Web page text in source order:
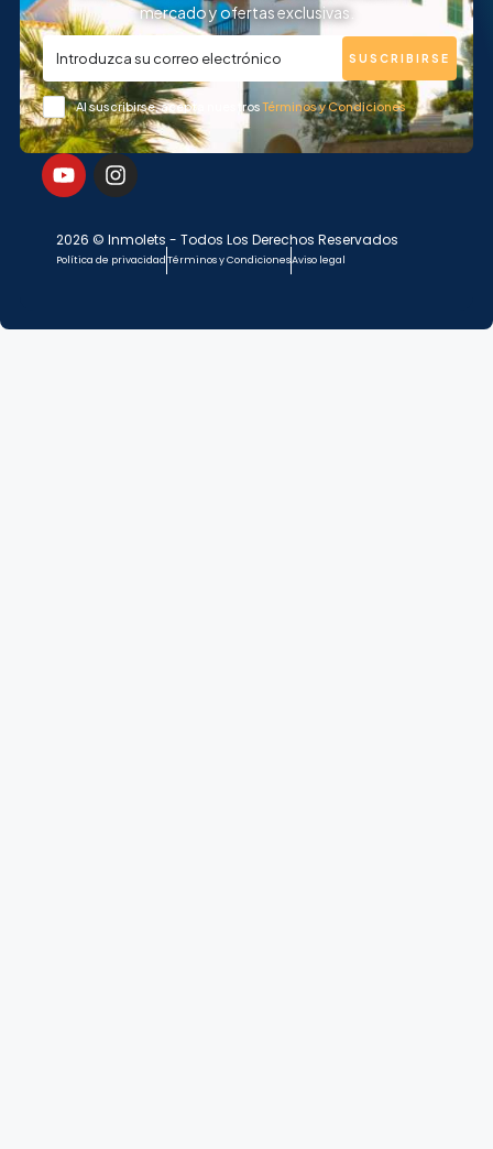
mercado y ofertas exclusivas.
Al suscribirse, acepta nuestrosTérminos y Condiciones
SUSCRIBIRSE
2026 © Inmolets - Todos Los Derechos Reservados
Política de privacidad Términos y CondicionesAviso legal